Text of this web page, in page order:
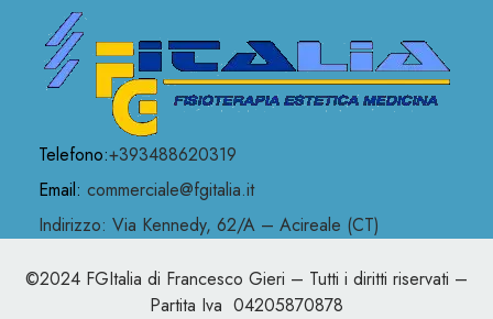
Telefono:+393488620319
Email: commerciale@fgitalia.it
Indirizzo: Via Kennedy, 62/A – Acireale (CT)
©2024 FGItalia di Francesco Gieri – Tutti i diritti riservati –
Partita Iva 04205870878